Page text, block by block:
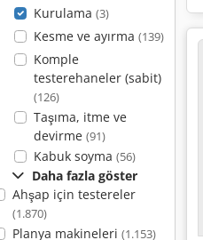
Kurulama (3)
Kesme ve ayırma (139)
Komple
testerehaneler (sabit)
(126)
Taşıma, itme ve
devirme (91)
Kabuk soyma (56)
Daha fazla göster
Ahşap için testereler
(1.870)
Planya makineleri (1.153)